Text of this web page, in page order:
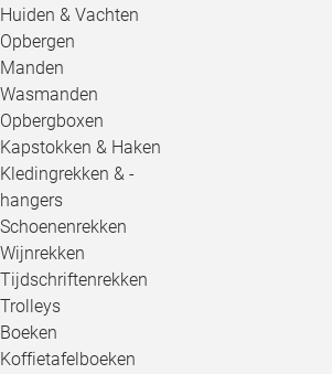
Huiden & Vachten
Opbergen
Manden
Wasmanden
Opbergboxen
Kapstokken & Haken
Kledingrekken & -
hangers
Schoenenrekken
Wijnrekken
Tijdschriftenrekken
Trolleys
Boeken
Koffietafelboeken